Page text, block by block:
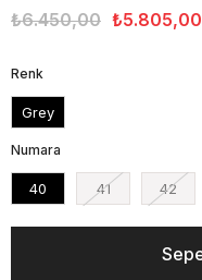
₺6.450,00 ₺5.805,00
Renk
Grey
Numara
40 41 42